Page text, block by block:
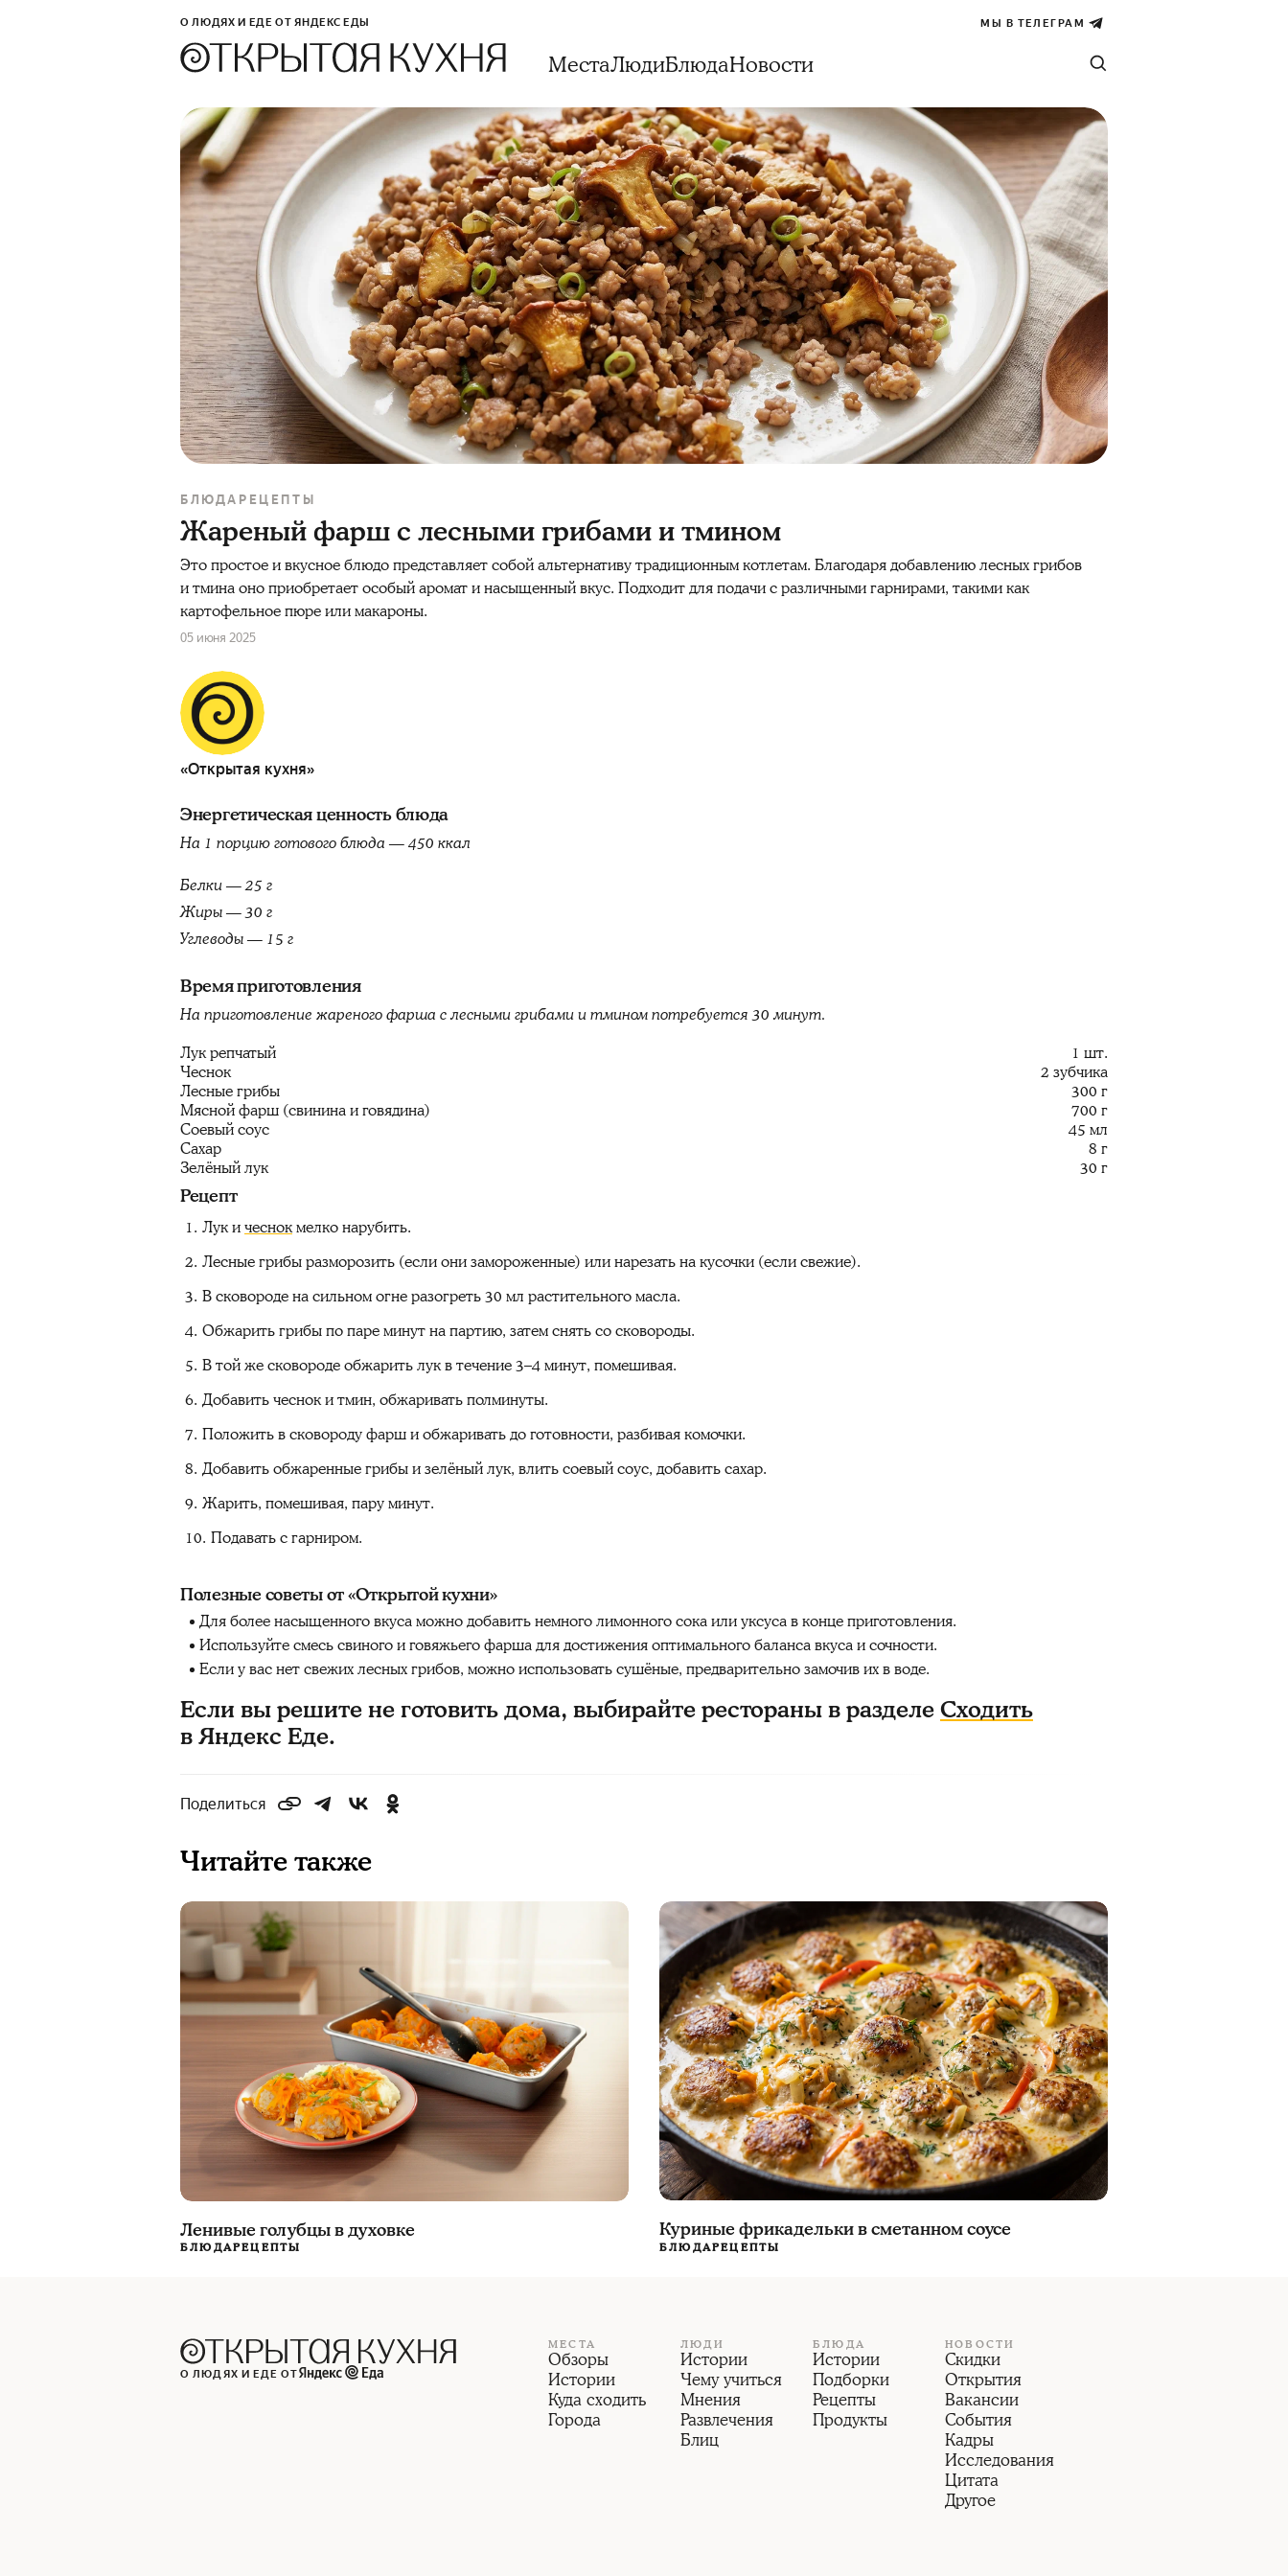
О ЛЮДЯХ И ЕДЕ ОТ ЯНДЕКС ЕДЫ МЫ В ТЕЛЕГРАМ
МестаЛюдиБлюдаНовости
БЛЮДА РЕЦЕПТЫ
Жареный фарш с лесными грибами и тмином
Это простое и вкусное блюдо представляет собой альтернативу традиционным котлетам. Благодаря добавлению лесных грибов
и тмина оно приобретает особый аромат и насыщенный вкус. Подходит для подачи с различными гарнирами, такими как
картофельное пюре или макароны.
05 июня 2025
«Открытая кухня»
Энергетическая ценность блюда
На 1 порцию готового блюда — 450 ккал
Белки — 25 г
Жиры — 30 г
Углеводы — 15 г
Время приготовления
На приготовление жареного фарша с лесными грибами и тмином потребуется 30 минут.
Лук репчатый
1 шт.
Чеснок
2 зубчика
Лесные грибы
300 г
Мясной фарш (свинина и говядина)
700 г
Соевый соус
45 мл
Сахар
8 г
Зелёный лук
30 г
Рецепт
Лук ичеснокмелко нарубить.
Лесные грибы разморозить (если они замороженные) или нарезать на кусочки (если свежие).
В сковороде на сильном огне разогреть 30 мл растительного масла.
Обжарить грибы по паре минут на партию, затем снять со сковороды.
В той же сковороде обжарить лук в течение 3–4 минут, помешивая.
Добавить чеснок и тмин, обжаривать полминуты.
Положить в сковороду фарш и обжаривать до готовности, разбивая комочки.
Добавить обжаренные грибы и зелёный лук, влить соевый соус, добавить сахар.
Жарить, помешивая, пару минут.
Подавать с гарниром.
Полезные советы от «Открытой кухни»
Для более насыщенного вкуса можно добавить немного лимонного сока или уксуса в конце приготовления.
Используйте смесь свиного и говяжьего фарша для достижения оптимального баланса вкуса и сочности.
Если у вас нет свежих лесных грибов, можно использовать сушёные, предварительно замочив их в воде.
Если вы решите не готовить дома, выбирайте рестораны в разделеСходить
в Яндекс Еде.
Поделиться
Читайте также
Ленивые голубцы в духовке
БЛЮДАРЕЦЕПТЫ
Куриные фрикадельки в сметанном соусе
БЛЮДАРЕЦЕПТЫ
О ЛЮДЯХ И ЕДЕ ОТ
МЕСТА
Обзоры
Истории
Куда сходить
Города
ЛЮДИ
Истории
Чему учиться
Мнения
Развлечения
Блиц
БЛЮДА
Истории
Подборки
Рецепты
Продукты
НОВОСТИ
Скидки
Открытия
Вакансии
События
Кадры
Исследования
Цитата
Другое